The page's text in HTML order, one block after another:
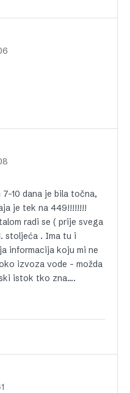
10 dana je bila točna,
je tek na 449!!!!!!!!
radi se ( prije svega
stoljeća . Ima tu i
informacija koju mi ne
izvoza vode – možda
istok tko zna….